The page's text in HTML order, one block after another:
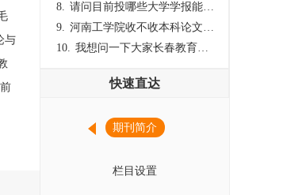
与
8. 请问目前投哪些大学学报能较快出刊啊
9. 河南工学院收不收本科论文呀？
10. 我想问一下大家长春教育学院学报是本科学报吗？
快速直达
期刊简介
栏目设置